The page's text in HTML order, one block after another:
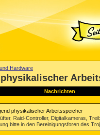
Hardware
Nachrichten
physikalischer Arbeitsspeicher
Raid-Controller, Digitalkameras,
bitte in den Bereinigungsforen des